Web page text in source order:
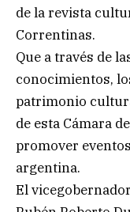
de la revista
Correntinas.
Que a través de
conocimientos,
patrimonio
de esta Cámara
promover
argentina.
El